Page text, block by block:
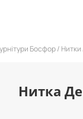
Босфор Нитки
Нитка